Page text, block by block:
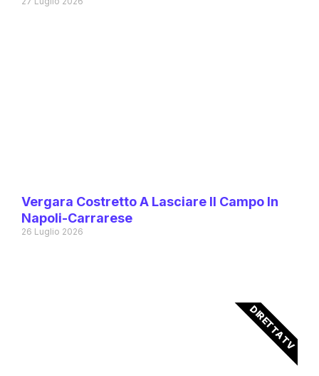
Vergara Costretto A Lasciare Il Campo In
Napoli-Carrarese
26 Luglio 2026
DIRETTA TV